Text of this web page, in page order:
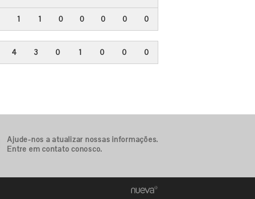
1 1 0 0 0 0 0
4 3 0 1 0 0 0
Ajude-nos a atualizar nossas informações.
Entre em contato conosco.